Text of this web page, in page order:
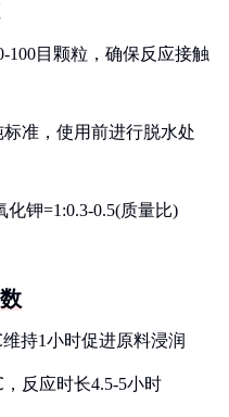
100目颗粒，确保反应接触
准，使用前进行脱水处
钾=1:0.3-0.5(质量比)
持1小时促进原料浸润
反应时长4.5-5小时